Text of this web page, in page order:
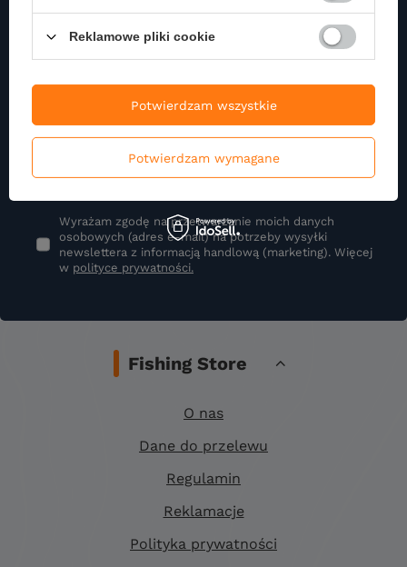
Zapisz się do newslettera i otrzymuj najnowsze informacje o naszej
ofercie
Podaj swój adres e-mail
Wyrażam zgodę na przetwarzanie moich danych
osobowych (adres e-mail) na potrzeby wysyłki
newslettera z informacją handlową (marketing). Więcej
w polityce prywatności.
Fishing Store
O nas
Dane do przelewu
Regulamin
Reklamacje
Polityka prywatności
Reklamowe pliki cookie
Potwierdzam wymagane
Potwierdzam wszystkie